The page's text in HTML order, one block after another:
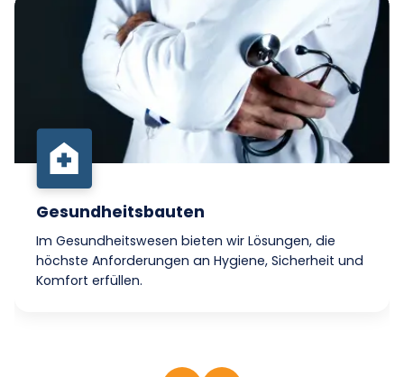
Gesundheitsbauten
Im Gesundheitswesen bieten wir Lösungen, die
höchste Anforderungen an Hygiene, Sicherheit und
Komfort erfüllen.
Im Gesundheitswesen bieten wir Lösungen, die
höchste Anforderungen an Hygiene, Sicherheit
und Komfort erfüllen. Unsere technischen
Konzepte tragen dazu bei, eine nachhaltige und
effiziente Gesundheitsversorgung zu
gewährleisten.